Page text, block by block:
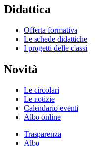
Didattica
Offerta formativa
Le schede didattiche
I progetti delle classi
Novità
Le circolari
Le notizie
Calendario eventi
Albo online
Trasparenza
Albo